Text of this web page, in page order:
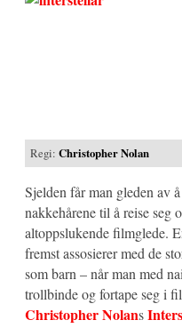
Regi:Christopher Nolan
Sjelden får man gleden av
nakkehårene til å reise seg
altoppslukende filmglede.
fremst assosierer med de
som barn – når man med
trollbinde og fortape seg i
Christopher Nolans